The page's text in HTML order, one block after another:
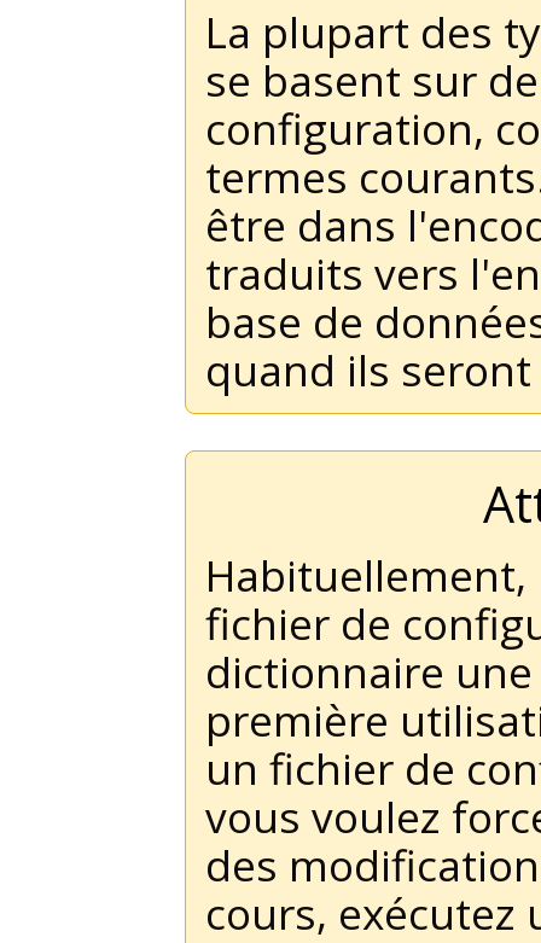
La plupart des
se basent sur
configuration,
termes
être dans
traduits vers
base de
quand ils
fichier de
dictionnaire
première
un fichier de
vous voulez
des
cours,